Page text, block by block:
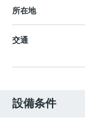
所在地
交通
設備条件